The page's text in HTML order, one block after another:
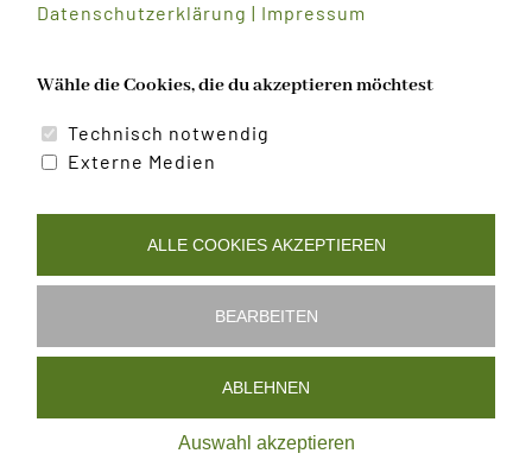
Erstkommunion in
Griesbach
|Impressum
©2026 | Alle Rechte vorbehalten - Musikverein Arbesbach
| Powered byart.waldsoft
Datenschutzerklärung | Impressum
Wähle die Cookies, die du akzeptieren möchtest
Technisch notwendig
Externe Medien
ALLE COOKIES AKZEPTIEREN
BEARBEITEN
ABLEHNEN
Auswahl akzeptieren